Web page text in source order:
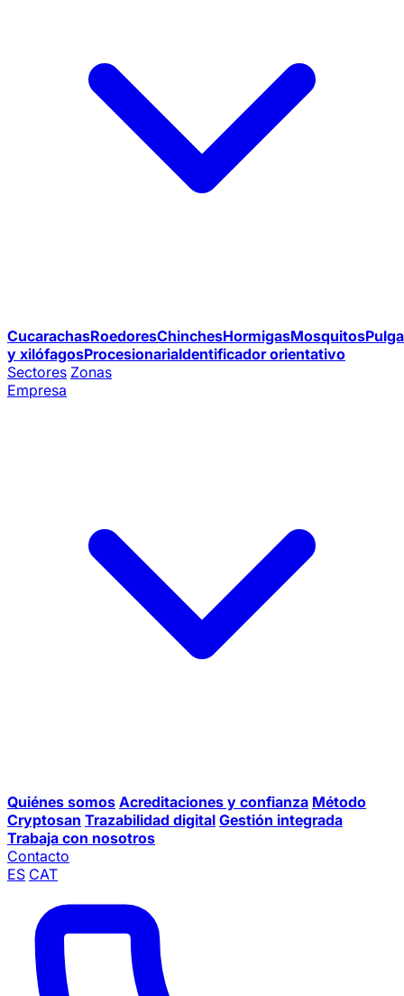
CucarachasRoedoresChinchesHormigasMosquitos
y xilófagosProcesionariaIdentificador orientativo
Sectores Zonas
Empresa
Quiénes somos Acreditaciones y confianza Método
Cryptosan Trazabilidad digital Gestión integrada
Trabaja con nosotros
Contacto
ES CAT